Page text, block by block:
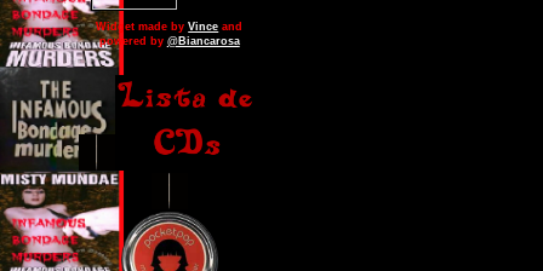
Widget made byVince and
powered by @Biancarosa